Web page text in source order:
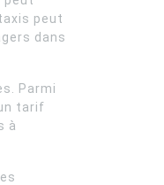
peut
dans
Parmi
tarif
à